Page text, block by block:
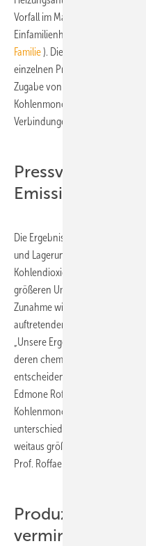
Vorfall im Mai 2012 zeigt, dass
Einfamilienhäusern real werden
Familie). Die Forscher
einzelnen Produktionsschritte,
Zugabe von Additiven auf die
Kohlenmonoxid, Kohlendioxid
Verbindungen (VOCs).
Pressvorgang
Die Ergebnisse des
und Lagerung von Holzpellets
Kohlendioxid einhergeht.
größeren Umfang zu emittieren
Zunahme wird hauptsächlich
auftretenden Temperatur- und
„Unsere Ergebnisse zeigen,
deren chemische
entscheidende Rolle spielen“,
Edmone Roffael von der Georg-
Kohlenmonoxid und
unterschiedlich.
weitaus größere Mengen als
Prof. Roffael.
Produzenten
vermindern